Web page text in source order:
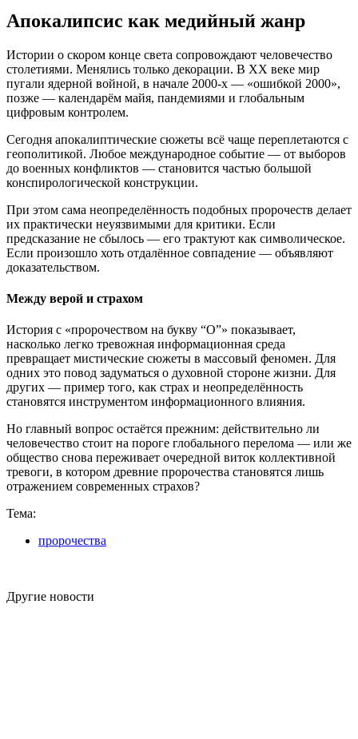
Апокалипсис как медийный жанр
Истории о скором конце света сопровождают человечество
столетиями. Менялись только декорации. В XX веке мир
пугали ядерной войной, в начале 2000-х — «ошибкой 2000»,
позже — календарём майя, пандемиями и глобальным
цифровым контролем.
Сегодня апокалиптические сюжеты всё чаще переплетаются с
геополитикой. Любое международное событие — от выборов
до военных конфликтов — становится частью большой
конспирологической конструкции.
При этом сама неопределённость подобных пророчеств делает
их практически неуязвимыми для критики. Если
предсказание не сбылось — его трактуют как символическое.
Если произошло хоть отдалённое совпадение — объявляют
доказательством.
Между верой и страхом
История с «пророчеством на букву “О”» показывает,
насколько легко тревожная информационная среда
превращает мистические сюжеты в массовый феномен. Для
одних это повод задуматься о духовной стороне жизни. Для
других — пример того, как страх и неопределённость
становятся инструментом информационного влияния.
Но главный вопрос остаётся прежним: действительно ли
человечество стоит на пороге глобального перелома — или же
общество снова переживает очередной виток коллективной
тревоги, в котором древние пророчества становятся лишь
отражением современных страхов?
Тема:
пророчества
Другие новости